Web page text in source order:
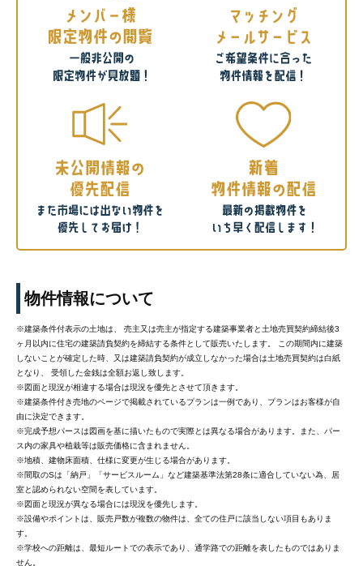
物件情報について
※建築条件付表示の土地は、 売主又は売主が指定する建築事業者と土地売買契約締結後3
ヶ月以内に住宅の建築請負契約を締結する条件として販売いたします。 この期間内に建築
しないことが確定した時、又は建築請負契約が成立しなかった場合は土地売買契約は白紙
となり、 受領した金銭は全額お返し致します。
※図面と現況が相違する場合は現況を優先とさせて頂きます。
※建築条件付き売地のページで掲載されているプランは一例であり、プランはお客様が自
由に決定できます。
※完成予想パースは図画を基に描いたもので実際とは異なる場合があります。また、パー
ス内の家具や植栽等は販売価格に含まれません。
※地積、建物床面積、仕様に変更が生じる場合があります。
※間取のSは「納戸」「サービスルーム」など建築基準法第28条に適合していない為、居
室と認められない空間を表しています。
※図面と現況が異なる場合には現況を優先します。
※設備やポイントは、販売戸数が複数の物件は、全ての住戸に該当しない項目もありま
す。
※学校への距離は、最短ルートでの表示であり、通学路での距離を表したものではありま
せん。